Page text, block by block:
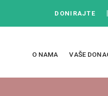
DONIRAJTE
O NAMA VAŠE